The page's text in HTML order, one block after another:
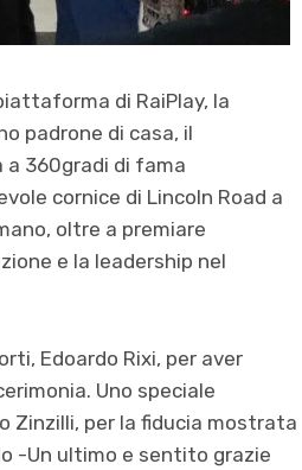
di RaiPlay, la
padrone di casa, il
a 360gradi di fama
cornice di Lincoln Road a
oltre a premiare
e la leadership nel
Edoardo Rixi, per aver
Uno speciale
Zinzilli, per la fiducia mostrata
-Un ultimo e sentito grazie